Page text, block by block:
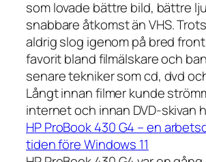
som lovade bättre bild, bättre
snabbare åtkomst än VHS.
aldrig slog igenom på bred
favorit bland filmälskare och
senare tekniker som cd, dvd
Långt innan filmer kunde
internet och innan DVD-skivan
HP ProBook 430 G4 – en
tiden före Windows 11